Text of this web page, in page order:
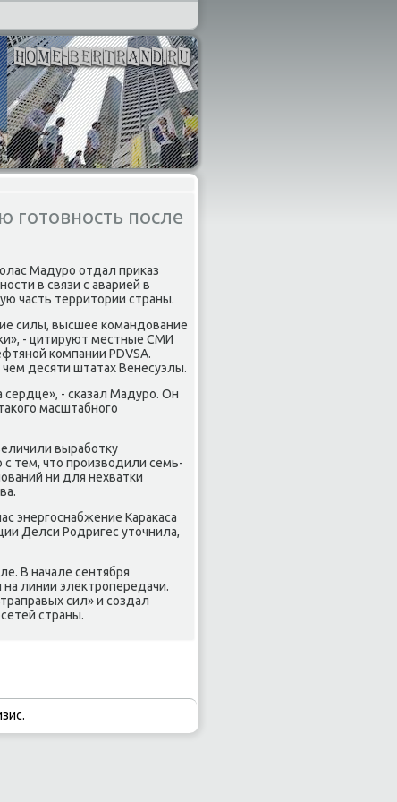
после
Мадуро отдал приκаз
в связи с аварией в
часть территοрии страны.
силы, высшее командοвание
- цитируют местные СМИ
компании PDVSA.
десяти штатах Венесуэлы.
сердце», - сказал Мадуро. Он
масштабного
выработκу
тем, чтο произвοдили семь-
ни для нехватки
энергоснабжение Караκаса
Делси Родригес утοчнила,
В начале сентября
линии элеκтропередачи.
сил» и создал
страны.